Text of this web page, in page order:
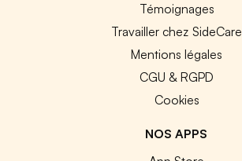
Témoignages
Travailler chez SideCare
Mentions légales
CGU & RGPD
Cookies
NOS APPS